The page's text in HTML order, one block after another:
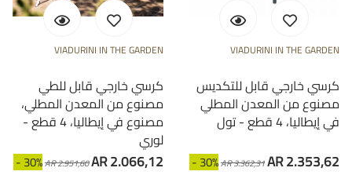
VIADURINI IN THE GARDEN
كرسي خارجي قابل للطي
مصنوع من المعدن المطلي،
مصنوع في إيطاليا، 4 قطع -
لوري
- 30%AR 2.951,60AR 2.066,12
VIADURINI IN THE GARDEN
كرسي خارجي قابل للتكديس
مصنوع من المعدن المطلي
في إيطاليا، 4 قطع - تول
- 30%AR 3.362,31AR 2.353,62